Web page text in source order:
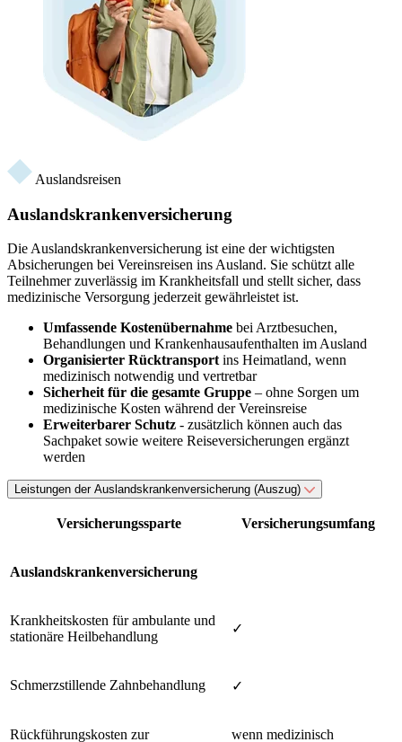
Auslandsreisen
Auslandskrankenversicherung
Die Auslandskrankenversicherung ist eine der wichtigsten
Absicherungen bei Vereinsreisen ins Ausland. Sie schützt alle
Teilnehmer zuverlässig im Krankheitsfall und stellt sicher, dass
medizinische Versorgung jederzeit gewährleistet ist.
Umfassende Kostenübernahme bei Arztbesuchen,
Behandlungen und Krankenhausaufenthalten im Ausland
Organisierter Rücktransport ins Heimatland, wenn
medizinisch notwendig und vertretbar
Sicherheit für die gesamte Gruppe – ohne Sorgen um
medizinische Kosten während der Vereinsreise
Erweiterbarer Schutz - zusätzlich können auch das
Sachpaket sowie weitere Reiseversicherungen ergänzt
werden
Leistungen der Auslandskrankenversicherung (Auszug)
Versicherungssparte Versicherungsumfang
Auslandskrankenversicherung
Krankheitskosten für ambulante und
stationäre Heilbehandlung
✓
Schmerzstillende Zahnbehandlung ✓
Rückführungskosten zur wenn medizinisch